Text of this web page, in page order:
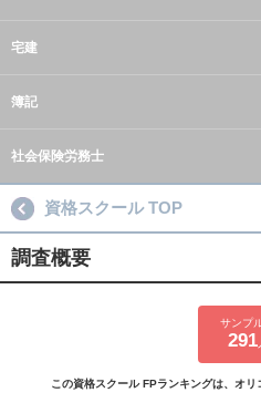
宅建
簿記
社会保険労務士
資格スクール TOP
調査概要
サンプ
291
この資格スクール FPランキングは、オリ